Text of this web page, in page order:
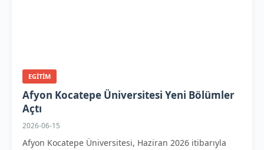
EGITIM
Afyon Kocatepe Üniversitesi Yeni Bölümler
Açtı
2026-06-15
Afyon Kocatepe Üniversitesi, Haziran 2026 itibarıyla